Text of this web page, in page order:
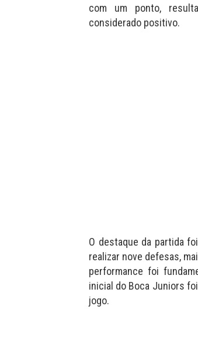
com um ponto,
considerado positivo.
O destaque da partida
realizar nove defesas,
performance foi
inicial do Boca Juniors
jogo.